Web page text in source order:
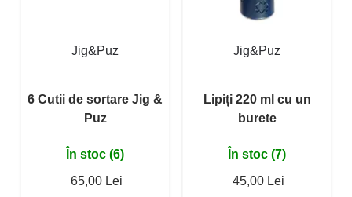
Jig&Puz
6 Cutii de sortare Jig &
Puz
În stoc (6)
65,00 Lei
Jig&Puz
Lipiți 220 ml cu un
burete
În stoc (7)
45,00 Lei